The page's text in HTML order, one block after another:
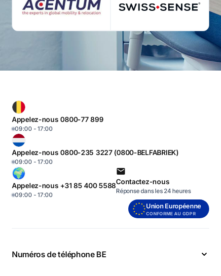
Appelez-nous 0800-77 899
09:00 - 17:00
Appelez-nous 0800-235 3227 (0800-BELFABRIEK)
09:00 - 17:00
Appelez-nous +31 85 400 5588
09:00 - 17:00
Contactez-nous
Réponse dans les 24 heures
Union Européenne
CONFORME AU GDPR
Numéros de téléphone BE